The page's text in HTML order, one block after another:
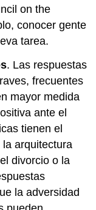
on the
conocer gente
tarea.
. Las respuestas
frecuentes
mayor medida
ante el
tienen el
arquitectura
divorcio o la
la adversidad